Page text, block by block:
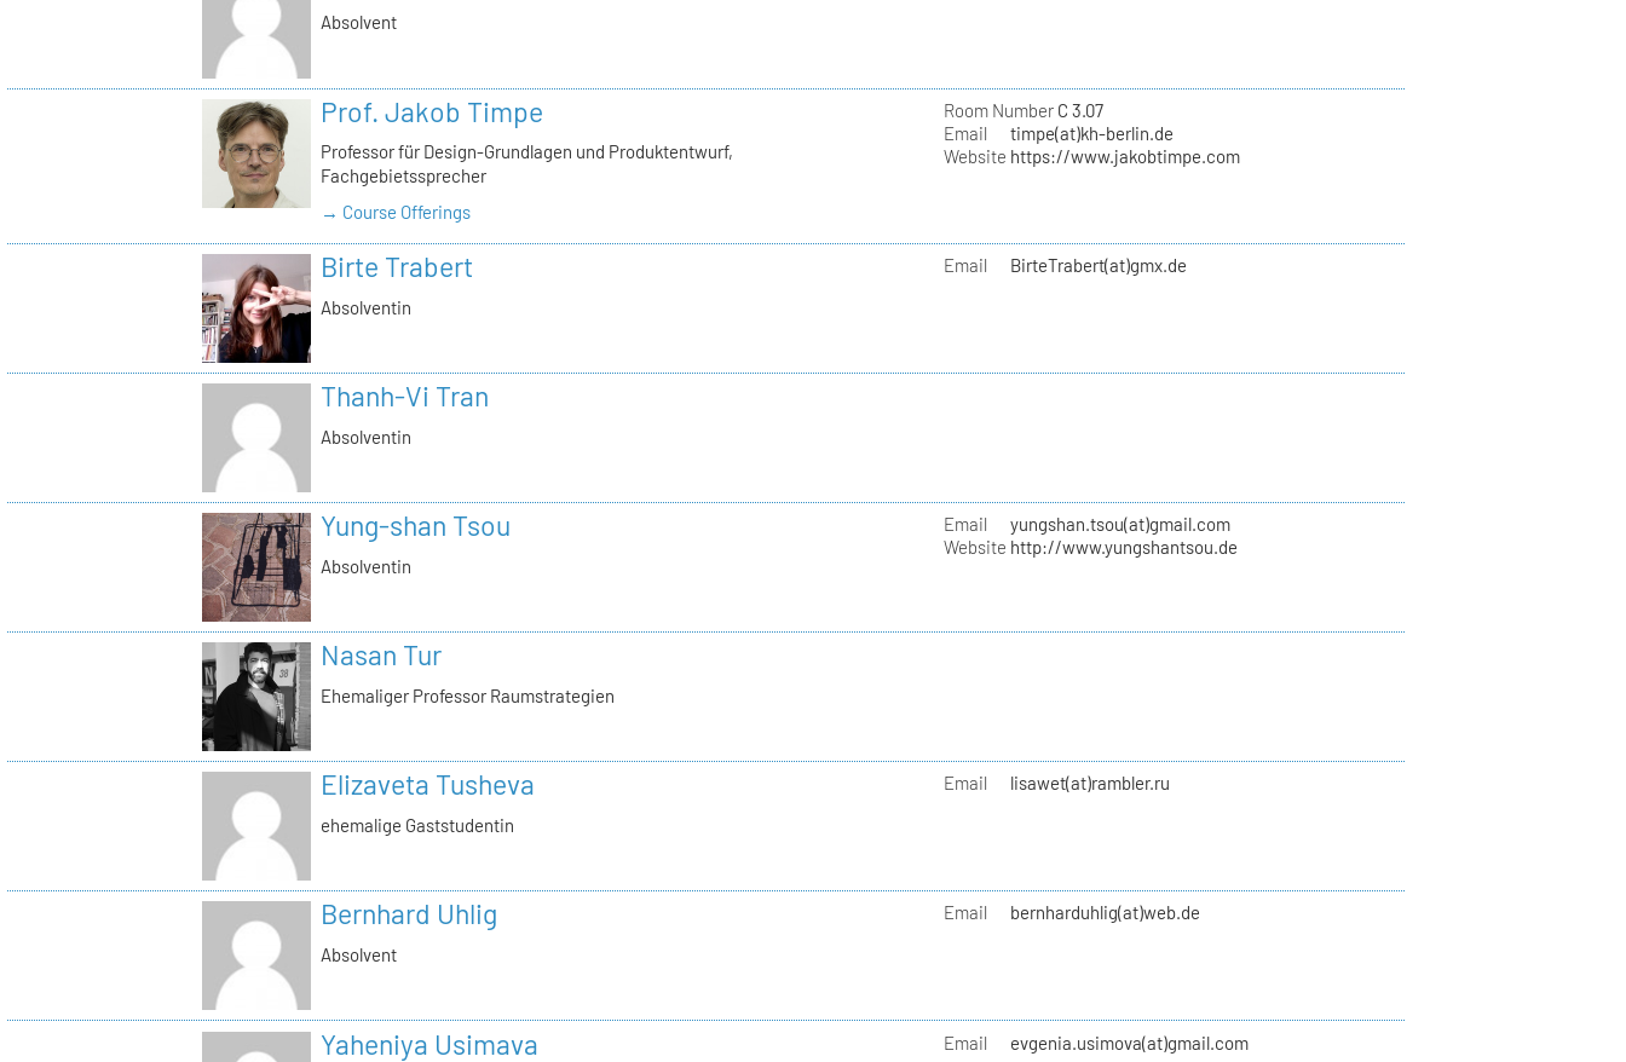
Absolvent
Prof. Jakob Timpe
Professor für Design-Grundlagen und Produktentwurf,
Fachgebietssprecher
→ Course Offerings
Room NumberC 3.07
Email
timpe(at)kh-berlin.de
Website https://www.jakobtimpe.com
Birte Trabert
Absolventin
Email BirteTrabert(at)gmx.de
Thanh-Vi Tran
Absolventin
Yung-shan Tsou
Absolventin
Email
yungshan.tsou(at)gmail.com
Website http://www.yungshantsou.de
Nasan Tur
Ehemaliger Professor Raumstrategien
Elizaveta Tusheva
ehemalige Gaststudentin
Email lisawet(at)rambler.ru
Bernhard Uhlig
Absolvent
Email bernharduhlig(at)web.de
Yaheniya Usimava Email evgenia.usimova(at)gmail.com